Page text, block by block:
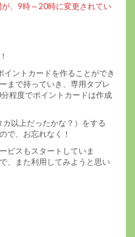
、9時～20時に変更されてい
ントカードを作ることができ
まで持っていき、専用タブレ
程度でポイントカードは作成
以上だったかな？）をする
で、お忘れなく！
ビスもスタートしていま
、また利用してみようと思い